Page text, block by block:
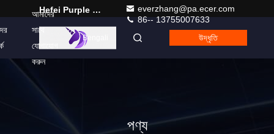
Hefei Purple Horn E-Commerce Co., Ltd.
everzhang@pa.ecer.com
86-- 13755007633
আমাদের
সাথে
যোগাযোগ
করুন
Bengali উদ্ধৃতি
পণ্য